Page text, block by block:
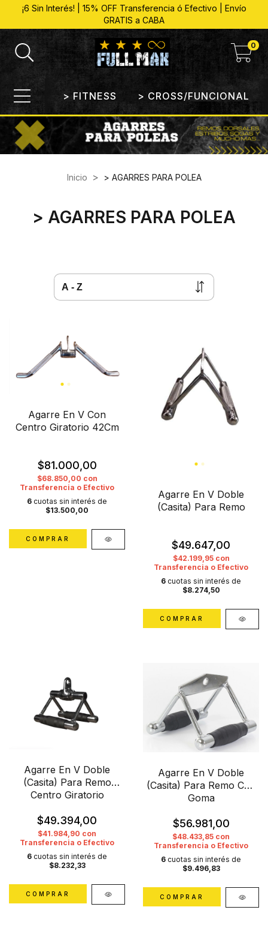
¡6 Sin Interés! | 15% OFF Transferencia ó Efectivo | Envío
GRATIS a CABA
0
> FITNESS > CROSS/FUNCIONAL
Inicio > > AGARRES PARA POLEA
> AGARRES PARA POLEA
Agarre En V Con
Centro Giratorio 42Cm
$81.000,00
$68.850,00 con
Transferencia o Efectivo
6 cuotas sin interés de
$13.500,00
Agarre En V Doble
(Casita) Para Remo
$49.647,00
$42.199,95 con
Transferencia o Efectivo
6 cuotas sin interés de
$8.274,50
Agarre En V Doble
(Casita) Para Remo
Centro Giratorio
$49.394,00
$41.984,90 con
Transferencia o Efectivo
6 cuotas sin interés de
$8.232,33
Agarre En V Doble
(Casita) Para Remo Con
Goma
$56.981,00
$48.433,85 con
Transferencia o Efectivo
6 cuotas sin interés de
$9.496,83